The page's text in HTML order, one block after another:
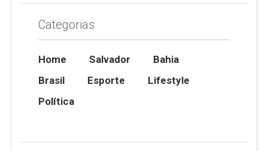
Categorias
Home Salvador
Bahia
Brasil
Esporte
Lifestyle
Política